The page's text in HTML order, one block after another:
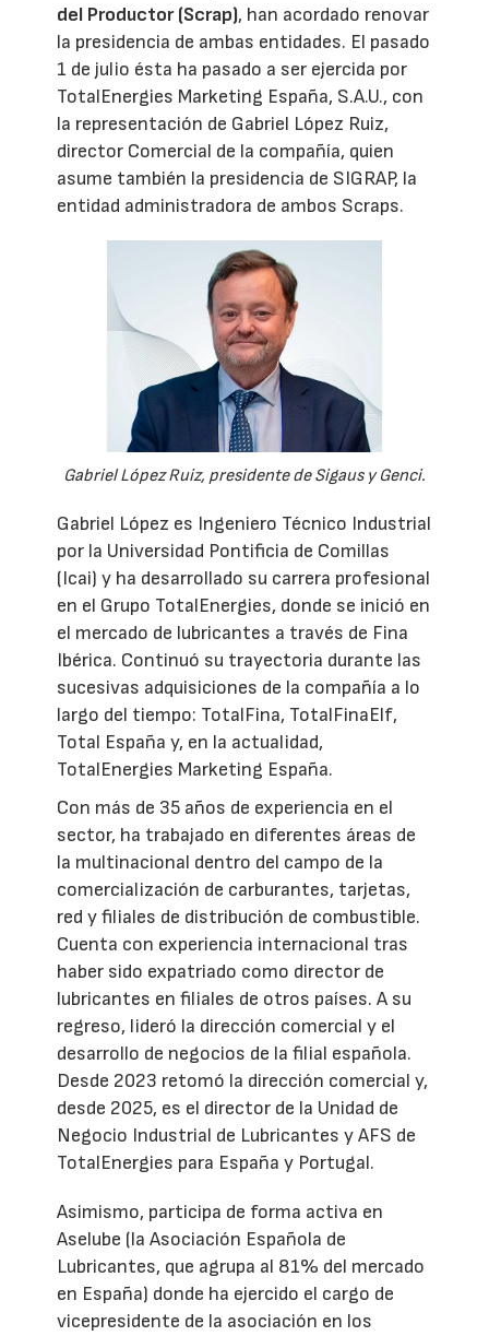
del Productor (Scrap), han acordado renovar
la presidencia de ambas entidades. El pasado
1 de julio ésta ha pasado a ser ejercida por
TotalEnergies Marketing España, S.A.U., con
la representación de Gabriel López Ruiz,
director Comercial de la compañía, quien
asume también la presidencia de SIGRAP, la
entidad administradora de ambos Scraps.
Gabriel López Ruiz, presidente de Sigaus y Genci.
Gabriel López es Ingeniero Técnico Industrial
por la Universidad Pontificia de Comillas
(Icai) y ha desarrollado su carrera profesional
en el Grupo TotalEnergies, donde se inició en
el mercado de lubricantes a través de Fina
Ibérica. Continuó su trayectoria durante las
sucesivas adquisiciones de la compañía a lo
largo del tiempo: TotalFina, TotalFinaElf,
Total España y, en la actualidad,
TotalEnergies Marketing España.
Con más de 35 años de experiencia en el
sector, ha trabajado en diferentes áreas de
la multinacional dentro del campo de la
comercialización de carburantes, tarjetas,
red y filiales de distribución de combustible.
Cuenta con experiencia internacional tras
haber sido expatriado como director de
lubricantes en filiales de otros países. A su
regreso, lideró la dirección comercial y el
desarrollo de negocios de la filial española.
Desde 2023 retomó la dirección comercial y,
desde 2025, es el director de la Unidad de
Negocio Industrial de Lubricantes y AFS de
TotalEnergies para España y Portugal.
Asimismo, participa de forma activa en
Aselube (la Asociación Española de
Lubricantes, que agrupa al 81% del mercado
en España) donde ha ejercido el cargo de
vicepresidente de la asociación en los